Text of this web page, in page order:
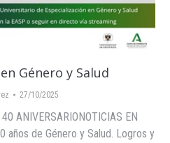
Género y Salud
27/10/2025
ANIVERSARIONOTICIAS EN
años de Género y Salud. Logros y